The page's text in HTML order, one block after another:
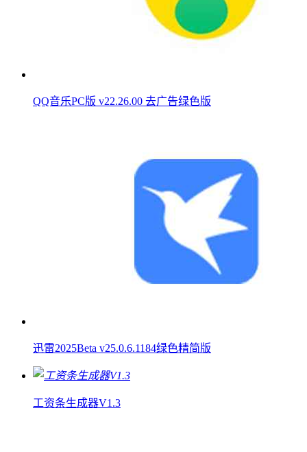
QQ音乐PC版 v22.26.00 去广告绿色版
迅雷2025Beta v25.0.6.1184绿色精简版
工资条生成器V1.3